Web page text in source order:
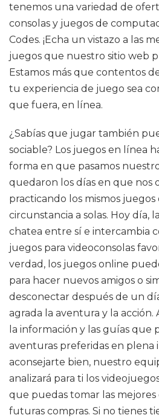
tenemos una variedad de
consolas y juegos de
Codes. ¡Echa un vistazo a las
juegos que nuestro sitio web
Estamos más que contentos
tu experiencia de juego sea
que fuera, en línea.
¿Sabías que jugar también
sociable? Los juegos en línea
forma en que pasamos
quedaron los días en que nos
practicando los mismos
circunstancia a solas. Hoy día,
chatea entre sí e intercambia
juegos para videoconsolas
verdad, los juegos online
para hacer nuevos amigos o
desconectar después de un
agrada la aventura y la acción.
la información y las guías que
aventuras preferidas en plena
aconsejarte bien, nuestro
analizará para ti los
que puedas tomar las mejores
futuras compras. Si no tienes